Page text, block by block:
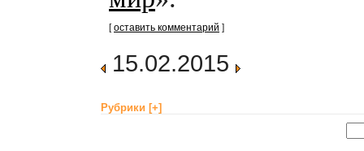
[оставить комментарий ]
15.02.2015
Рубрики [+]